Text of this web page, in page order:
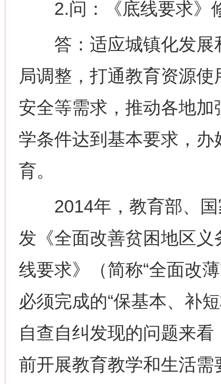
2.问：《底线要求》
答：适应城镇化发展
局调整，打通教育资源
安全等需求，推动各地
学条件达到基本要求，
育。
2014年，教育部、国
发《全面改善贫困地区
线要求》（简称“全面改
必须完成的“保基本、补
自查自纠发现的问题来
前开展教育教学和生活需